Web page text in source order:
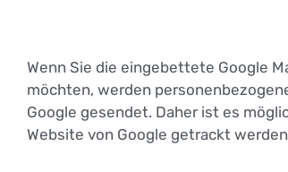
Wenn Sie die eingebettete Google
möchten, werden
Google gesendet. Daher ist es
Website von Google getrackt